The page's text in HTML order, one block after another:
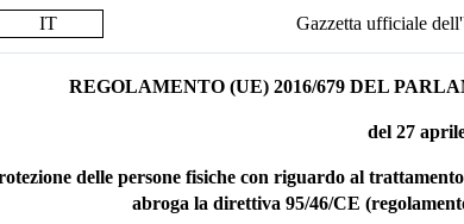
IT Gazzetta ufficiale
REGOLAMENTO (UE) 2016/679 DEL
del 27
delle persone fisiche con riguardo al
abroga la direttiva 95/46/CE